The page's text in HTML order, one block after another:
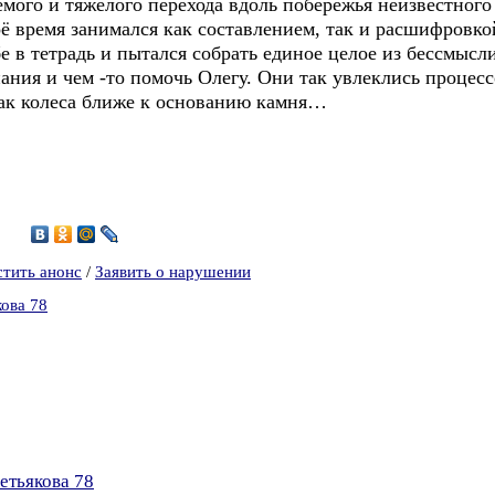
и тяжёлого перехода вдоль побережья
время занимался как составлением, так и
в тетрадь и пытался собрать единое целое из
и чем -то помочь Олегу. Они так увлеклись
колеса ближе к основанию камня…
анонс / Заявить о нарушении
78
78